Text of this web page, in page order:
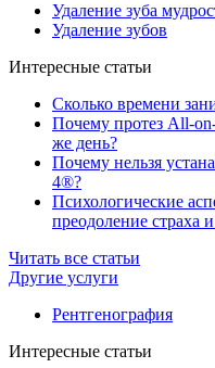
Удаление зуба
Удаление зубов
Интересные статьи
Сколько времени
Почему протез All-
же день?
Почему нельзя
4®?
Психологические
преодоление страха и
Читать все статьи
Другие услуги
Рентгенография
Интересные статьи